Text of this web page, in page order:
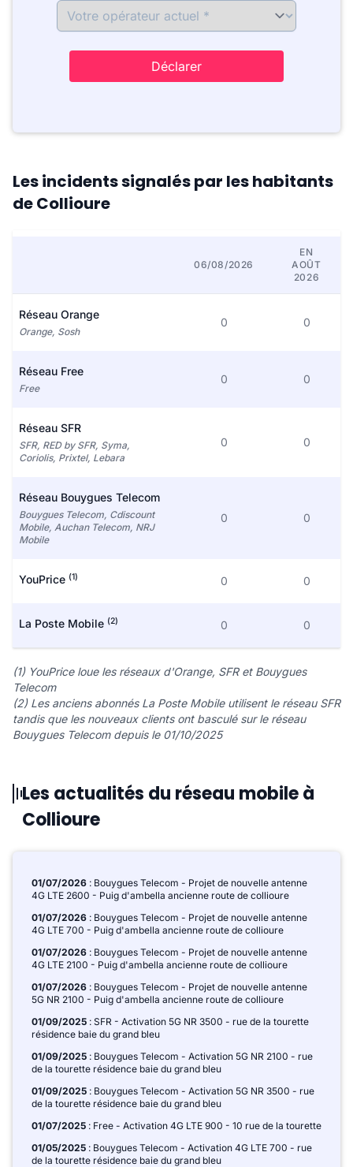
Déclarer
Les incidents signalés par les habitants
de Collioure
06/08/2026
EN
AOÛT
2026
Réseau Orange
Orange, Sosh
0 0
Réseau Free
Free
0 0
Réseau SFR
SFR, RED by SFR, Syma,
Coriolis, Prixtel, Lebara
0 0
Réseau Bouygues Telecom
Bouygues Telecom, Cdiscount
Mobile, Auchan Telecom, NRJ
Mobile
0 0
YouPrice (1) 0 0
La Poste Mobile (2) 0 0
(1) YouPrice loue les réseaux d'Orange, SFR et Bouygues
Telecom
(2) Les anciens abonnés La Poste Mobile utilisent le réseau SFR
tandis que les nouveaux clients ont basculé sur le réseau
Bouygues Telecom depuis le 01/10/2025
Les actualités du réseau mobile à
Collioure
01/07/2026 : Bouygues Telecom - Projet de nouvelle antenne
4G LTE 2600 - Puig d'ambella ancienne route de collioure
01/07/2026 : Bouygues Telecom - Projet de nouvelle antenne
4G LTE 700 - Puig d'ambella ancienne route de collioure
01/07/2026 : Bouygues Telecom - Projet de nouvelle antenne
4G LTE 2100 - Puig d'ambella ancienne route de collioure
01/07/2026 : Bouygues Telecom - Projet de nouvelle antenne
5G NR 2100 - Puig d'ambella ancienne route de collioure
01/09/2025 : SFR - Activation 5G NR 3500 - rue de la tourette
résidence baie du grand bleu
01/09/2025 : Bouygues Telecom - Activation 5G NR 2100 - rue
de la tourette résidence baie du grand bleu
01/09/2025 : Bouygues Telecom - Activation 5G NR 3500 - rue
de la tourette résidence baie du grand bleu
01/07/2025 : Free - Activation 4G LTE 900 - 10 rue de la tourette
01/05/2025 : Bouygues Telecom - Activation 4G LTE 700 - rue
de la tourette résidence baie du grand bleu